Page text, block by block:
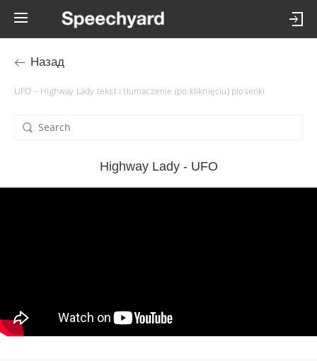
Назад
UFO – Highway Lady tekst i tłumaczenie (po kliknięciu) piosenki
Highway Lady - UFO